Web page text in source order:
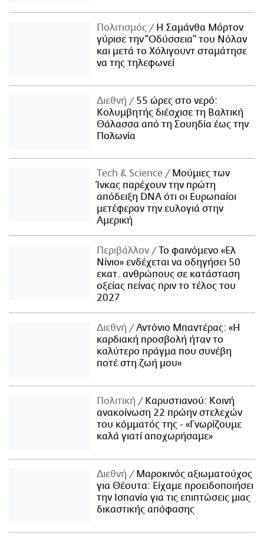
Πολιτισμός
Η Σαμάνθα Μόρτον
γύρισε την “Οδύσσεια” του Νόλαν
και μετά το Χόλιγουντ σταμάτησε
να της τηλεφωνεί
Διεθνή
55 ώρες στο νερό:
Κολυμβητής διέσχισε τη Βαλτική
Θάλασσα από τη Σουηδία έως την
Πολωνία
Τech & Science
Μούμιες των
Ίνκας παρέχουν την πρώτη
απόδειξη DNA ότι οι Ευρωπαίοι
μετέφεραν την ευλογιά στην
Αμερική
Περιβάλλον
Το φαινόμενο «Ελ
Νίνιο» ενδέχεται να οδηγήσει 50
εκατ. ανθρώπους σε κατάσταση
οξείας πείνας πριν το τέλος του
2027
Διεθνή
Αντόνιο Μπαντέρας: «Η
καρδιακή προσβολή ήταν το
καλύτερο πράγμα που συνέβη
ποτέ στη ζωή μου»
Πολιτική
Καρυστιανού: Κοινή
ανακοίνωση 22 πρώην στελεχών
του κόμματός της - «Γνωρίζουμε
καλά γιατί αποχωρήσαμε»
Διεθνή
Μαροκινός αξιωματούχος
για Θέουτα: Είχαμε προειδοποιήσει
την Ισπανία για τις επιπτώσεις μιας
δικαστικής απόφασης